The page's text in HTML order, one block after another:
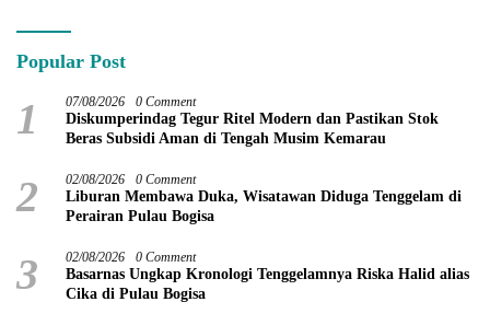
Popular Post
1 07/08/2026 0 Comment
Diskumperindag Tegur Ritel Modern dan Pastikan Stok
Beras Subsidi Aman di Tengah Musim Kemarau
2 02/08/2026 0 Comment
Liburan Membawa Duka, Wisatawan Diduga Tenggelam di
Perairan Pulau Bogisa
3 02/08/2026 0 Comment
Basarnas Ungkap Kronologi Tenggelamnya Riska Halid alias
Cika di Pulau Bogisa